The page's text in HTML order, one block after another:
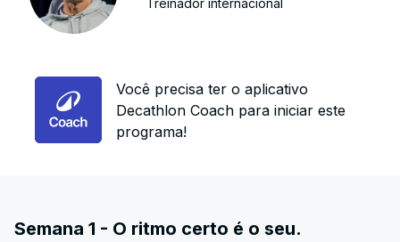
Você precisa ter o aplicativo
Decathlon Coach para iniciar este
programa!
Semana 1 - O ritmo certo é o seu.